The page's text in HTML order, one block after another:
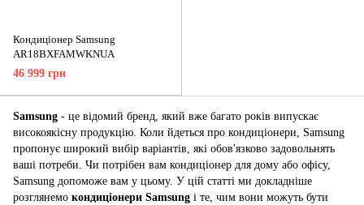
Кондиціонер Samsung
AR18BXFAMWKNUA
46 999 грн
Samsung - це відомий бренд, який вже багато років випускає
високоякісну продукцію. Коли йдеться про кондиціонери, Samsung
пропонує широкий вибір варіантів, які обов'язково задовольнять
ваші потреби. Чи потрібен вам кондиціонер для дому або офісу,
Samsung допоможе вам у цьому. У цій статті ми докладніше
розглянемо кондиціонери Samsung і те, чим вони можуть бути